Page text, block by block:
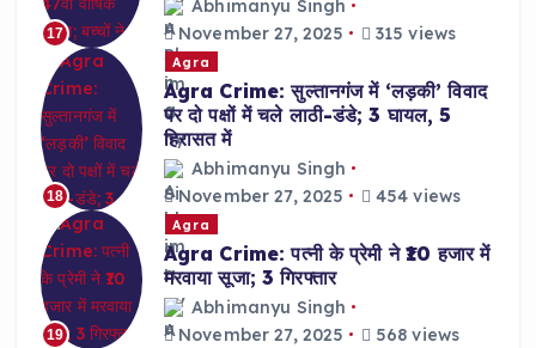
17
Abhimanyu Singh
November 27, 2025
315 views
18
Agra
Agra Crime: सुल्तानगंज में ‘लड़की’ विवाद
पर दो पक्षों में चले लाठी-डंडे; 3 घायल, 5
हिरासत में
Abhimanyu Singh
November 27, 2025
454 views
19
Agra
Agra Crime: पत्नी के प्रेमी ने ₹10 हजार में
मरवाया सूजा; 3 गिरफ्तार
Abhimanyu Singh
November 27, 2025
568 views